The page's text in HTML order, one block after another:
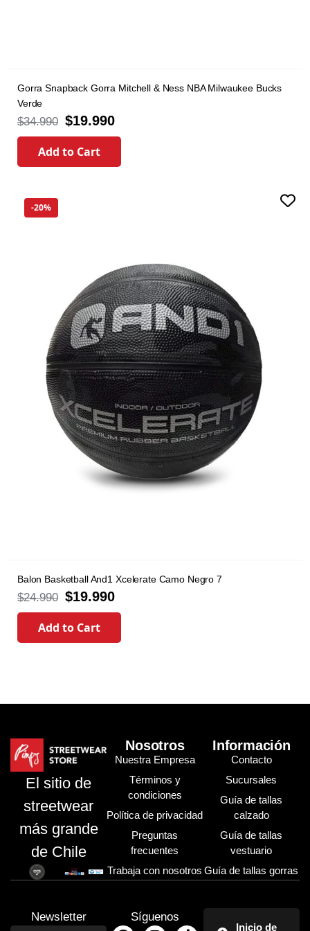
Gorra Snapback Gorra Mitchell & Ness NBA Milwaukee Bucks
Verde
$34.990 $19.990
Add to Cart
-20%
Balon Basketball And1 Xcelerate Camo Negro 7
$24.990 $19.990
Add to Cart
El sitio de
streetwear
más grande
de Chile
Nosotros
Nuestra Empresa
Términos y
condiciones
Política de privacidad
Preguntas
frecuentes
Trabaja con nosotros
Información
Contacto
Sucursales
Guía de tallas
calzado
Guía de tallas
vestuario
Guía de tallas gorras
Newsletter Síguenos
Inicio de